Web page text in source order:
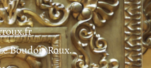
Boudoir Roux.